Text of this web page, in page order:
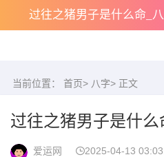
过往之猪男子是什么命_
当前位置： 首页> 八字> 正文
过往之猪男子是什么
爱运网 2025-04-13